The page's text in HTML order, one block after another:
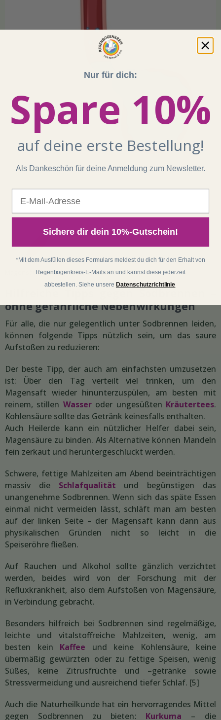
Magensäure gelangt in die Speiseröhre
ohne gefährliche Nebenwirkungen
Für alle, die nur gelegentlich unter Sodbrennen leiden,
können folgende Tipps nützlich sein, um das saure
Aufstoßen zu reduzieren:
Der beste Tipp, der auch am einfachsten umzusetzen
ist: Über den Tag verteilt viel trinken, um den
Magensaft wieder hinunterzuspülen, am besten mit
reinem, stillen Wasseroder ungesüßten Kräutertees.
Kohlensäure sollte das Getränk keinesfalls enthalten.
Auch Heilerde kann ein nützlicher Helfer dabei sein,
Magensäure zu binden. Als Alternative können Mandeln
fein zerkaut und heruntergeschluckt werden.
Schwere, fettige Mahlzeiten am Abend beeinträchtigen
massiv die Schlafqualität und begünstigen das
unangenehme Sodbrennen. Wenn sich das späte Essen
einmal nicht vermeiden lässt, schläft man am besten
auf der linken Seite – der Magensaft kann dann aus
physikalischen Gründen nicht so leicht in die
Speiseröhre fließen.
Auf Rauchen und Alkohol sollte gänzlich verzichtet
werden, beides wird von der Forschung mit der
Refluxkrankheit, also dem Aufstoßen von Magensäure,
in Verbindung gebracht.
Besonders hilfreich bei Sodbrennen sind regelmäßige,
leichte und vitalstoffreiche Mahlzeiten, wenig, am
besten kein Kaffee und keine Kohlensäure, keine
übermäßig gewürzten oder zu fettige Speisen, wenig
Süßes, keine Zitrusfrüchte und –getränke sowie
Stressvermeidung und ausreichend tiefer Schlaf. [5]
Auch die Naturheilkunde hat ein hervorragendes Mittel
gegen Sodbrennen zu bieten: Kurkuma – die
Nur für dich:
Spare 10%
auf deine erste Bestellung!
Als Dankeschön für deine Anmeldung zum Newsletter.
Sichere dir dein 10%-Gutschein!
*Mit dem Ausfüllen dieses Formulars meldest du dich für den Erhalt von
Regenbogenkreis-E-Mails an und kannst diese jederzeit
abbestellen. Siehe unsere Datenschutzrichtlinie